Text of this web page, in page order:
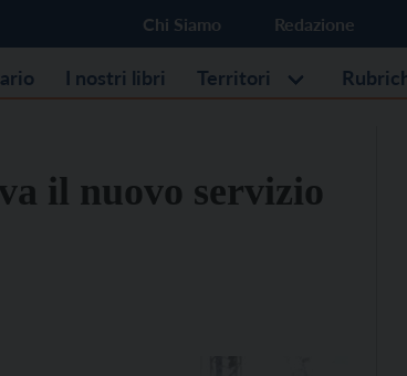
Chi Siamo Redazione
I nostri libri Territori
il nuovo servizio